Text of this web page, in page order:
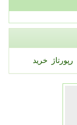
رپورتاژ خرید